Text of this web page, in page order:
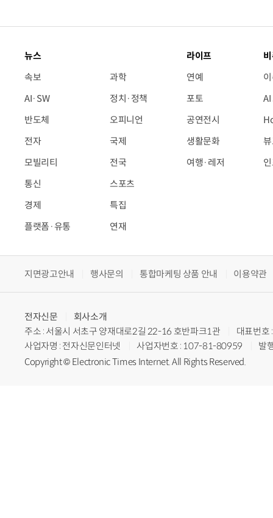
뉴스
속보
AI·SW
반도체
전자
모빌리티
통신
경제
플랫폼·유통
과학
정치·정책
오피니언
국제
전국
스포츠
특집
연재
라이프
연예
포토
공연전시
생활문화
여행·레저
지면광고안내 행사문의 통합마케팅 상품 안내 이용약관
전자신문
회사소개
주소 : 서울시 서초구 양재대로2길 22-16 호반파크1관
대표번
사업자명 : 전자신문인터넷
사업자번호 : 107-81-80959
발
Copyright © Electronic Times Internet. All Rights Reserved.